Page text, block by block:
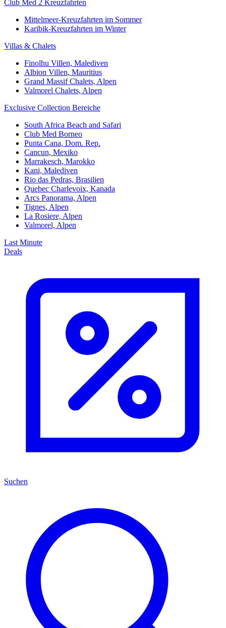
Club Med 2 Kreuzfahrten
Mittelmeer-Kreuzfahrten im Sommer
Karibik-Kreuzfahrten im Winter
Villas & Chalets
Finolhu Villen, Malediven
Albion Villen, Mauritius
Grand Massif Chalets, Alpen
Valmorel Chalets, Alpen
Exclusive Collection Bereiche
South Africa Beach and Safari
Club Med Borneo
Punta Cana, Dom. Rep.
Cancun, Mexiko
Marrakesch, Marokko
Kani, Malediven
Rio das Pedras, Brasilien
Quebec Charlevoix, Kanada
Arcs Panorama, Alpen
Tignes, Alpen
La Rosiere, Alpen
Valmorel, Alpen
Last Minute
Deals
Suchen